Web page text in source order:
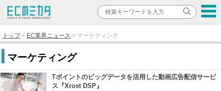
トップ EC業界ニュース マーケティング
マーケティング
Tポイントのビッグデータを活用した動画広告配信サービ
ス『Xrost DSP』